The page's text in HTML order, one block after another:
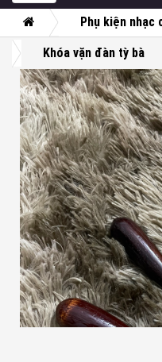
Phụ kiện nhạc
Khóa vặn đàn tỳ bà